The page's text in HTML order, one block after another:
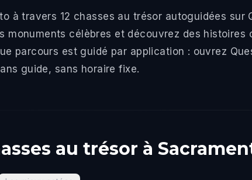
à travers 12 chasses au trésor autoguidées
monuments célèbres et découvrez des
parcours est guidé par application : ouvrez
guide, sans horaire fixe.
au trésor à